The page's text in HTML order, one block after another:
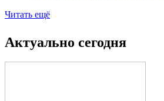
Читать ещё
Актуально сегодня